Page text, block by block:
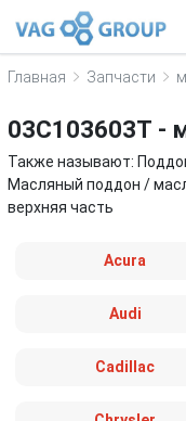
Главная Запчасти
03C103603T -
Также называют:
Масляный поддон /
верхняя часть
Acura
Audi
Cadillac